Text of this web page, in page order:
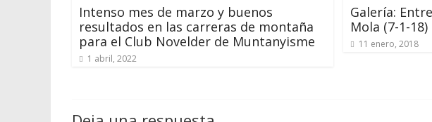
Intenso mes de marzo y buenos
resultados en las carreras de montaña
para el Club Novelder de Muntanyisme
1 abril, 2022
Galería:
Mola (7-1-18)
11 enero, 2018